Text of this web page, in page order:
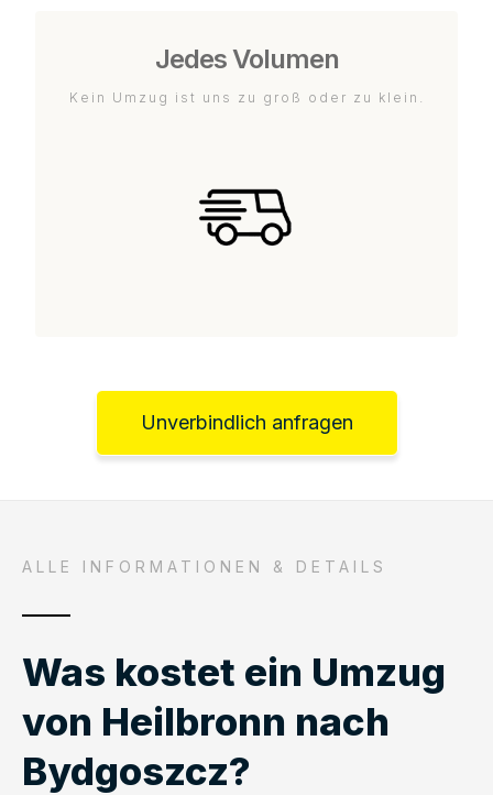
Jedes Volumen
Kein Umzug ist uns zu groß oder zu klein.
Unverbindlich anfragen
ALLE INFORMATIONEN & DETAILS
Was kostet ein Umzug
von Heilbronn nach
Bydgoszcz?